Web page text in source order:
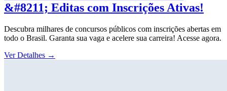
&#8211; Editas com Inscrições Ativas!
Descubra milhares de concursos públicos com inscrições abertas em
todo o Brasil. Garanta sua vaga e acelere sua carreira! Acesse agora.
Ver Detalhes →